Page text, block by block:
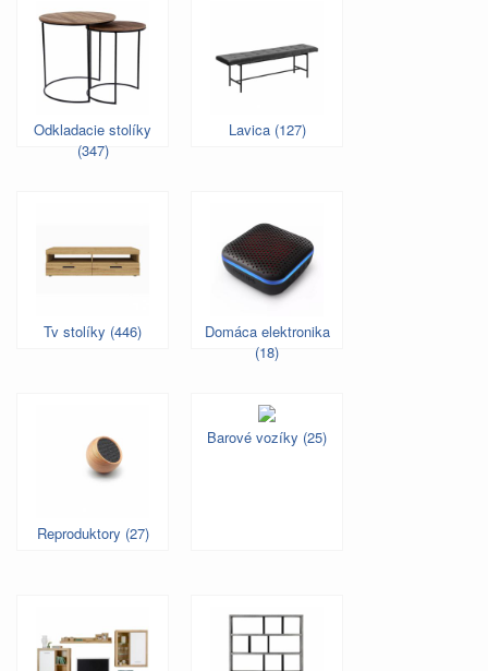
Odkladacie stolíky
(347)
Lavica (127)
Tv stolíky (446)
Domáca elektronika
(18)
Reproduktory (27)
Barové vozíky (25)